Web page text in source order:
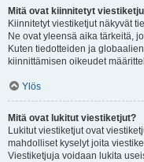
Mitä ovat kiinnitetyt
Kiinnitetyt viestiketjut näkyvät
Ne ovat yleensä aika tärkeitä,
Kuten tiedotteiden ja
kiinnittämisen oikeudet
Ylös
Mitä ovat lukitut viestiketjut?
Lukitut viestiketjut ovat
mahdolliset kyselyt joita
Viestiketjuja voidaan lukita